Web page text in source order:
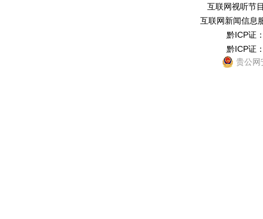
互联网视听节
互联网新闻信息
黔ICP证
黔ICP证
贵公